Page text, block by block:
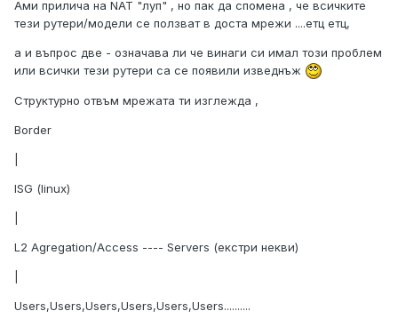
Ами прилича на NAT "луп" , но пак да спомена , че всичките
тези рутери/модели се ползват в доста мрежи ....етц етц,
а и въпрос две - означава ли че винаги си имал този проблем
или всички тези рутери са се появили изведнъж
Структурно отвъм мрежата ти изглежда ,
Border
ISG (linux)
L2 Agregation/Access ---- Servers (екстри некви)
Users,Users,Users,Users,Users,Users..........